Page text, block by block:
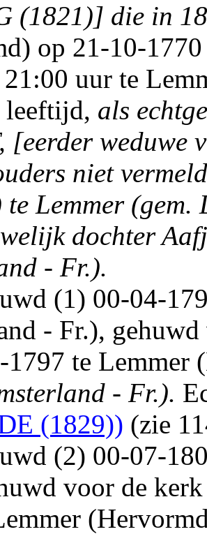
(1821)] die in
op 21-10-
uur te
leeftijd, als
[eerder
niet
Lemmer
dochter
- Fr.).
(1) 00-04-
- Fr.),
1797 te Lemmer
- Fr.).
(1829)) (zie
(2) 00-07-
voor de